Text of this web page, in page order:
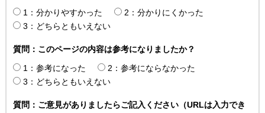
1：分かりやすかった
2：分かりにくかった
3：どちらともいえない
質問：このページの内容は参考になりましたか？
1：参考になった
2：参考にならなかった
3：どちらともいえない
質問：ご意見がありましたらご記入ください（URLは入力でき